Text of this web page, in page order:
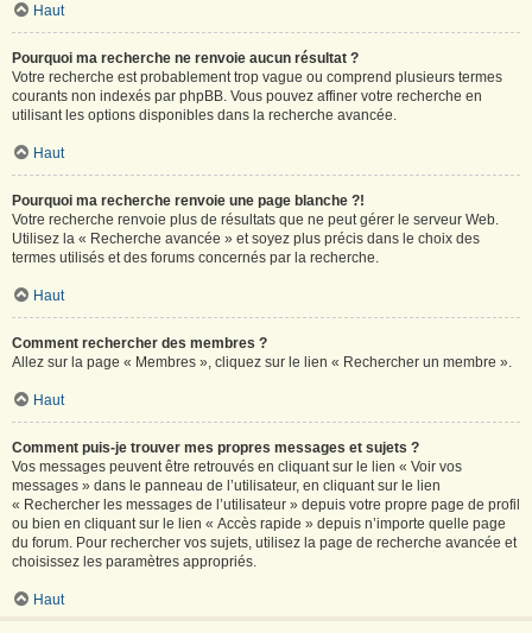
Haut
Pourquoi ma recherche ne renvoie aucun résultat ?
Votre recherche est probablement trop vague ou comprend plusieurs termes
courants non indexés par phpBB. Vous pouvez affiner votre recherche en
utilisant les options disponibles dans la recherche avancée.
Haut
Pourquoi ma recherche renvoie une page blanche ?!
Votre recherche renvoie plus de résultats que ne peut gérer le serveur Web.
Utilisez la « Recherche avancée » et soyez plus précis dans le choix des
termes utilisés et des forums concernés par la recherche.
Haut
Comment rechercher des membres ?
Allez sur la page « Membres », cliquez sur le lien « Rechercher un membre ».
Haut
Comment puis-je trouver mes propres messages et sujets ?
Vos messages peuvent être retrouvés en cliquant sur le lien « Voir vos
messages » dans le panneau de l’utilisateur, en cliquant sur le lien
« Rechercher les messages de l’utilisateur » depuis votre propre page de profil
ou bien en cliquant sur le lien « Accès rapide » depuis n’importe quelle page
du forum. Pour rechercher vos sujets, utilisez la page de recherche avancée et
choisissez les paramètres appropriés.
Haut